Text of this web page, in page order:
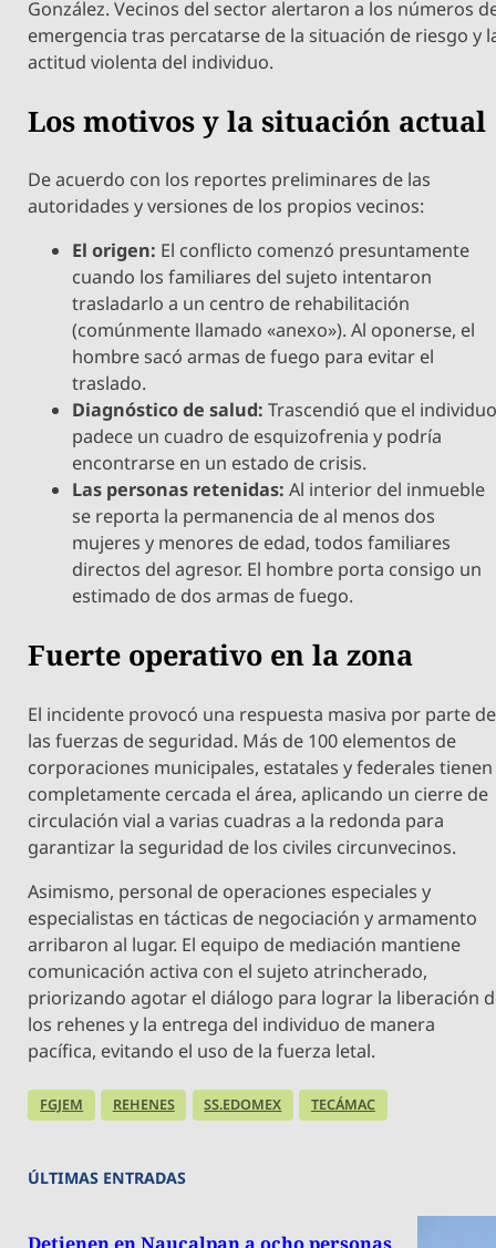
González. Vecinos del sector alertaron a los números
emergencia tras percatarse de la situación de riesgo y
actitud violenta del individuo.
Los motivos y la situación actual
De acuerdo con los reportes preliminares de las
autoridades y versiones de los propios vecinos:
El origen: El conflicto comenzó presuntamente
cuando los familiares del sujeto intentaron
trasladarlo a un centro de rehabilitación
(comúnmente llamado «anexo»). Al oponerse, el
hombre sacó armas de fuego para evitar el
traslado.
Diagnóstico de salud: Trascendió que el
padece un cuadro de esquizofrenia y podría
encontrarse en un estado de crisis.
Las personas retenidas: Al interior del inmueble
se reporta la permanencia de al menos dos
mujeres y menores de edad, todos familiares
directos del agresor. El hombre porta consigo un
estimado de dos armas de fuego.
Fuerte operativo en la zona
El incidente provocó una respuesta masiva por parte de
las fuerzas de seguridad. Más de 100 elementos de
corporaciones municipales, estatales y federales tienen
completamente cercada el área, aplicando un cierre de
circulación vial a varias cuadras a la redonda para
garantizar la seguridad de los civiles circunvecinos.
Asimismo, personal de operaciones especiales y
especialistas en tácticas de negociación y armamento
arribaron al lugar. El equipo de mediación mantiene
comunicación activa con el sujeto atrincherado,
priorizando agotar el diálogo para lograr la liberación
los rehenes y la entrega del individuo de manera
pacífica, evitando el uso de la fuerza letal.
FGJEM REHENES SS.EDOMEX TECÁMAC
ÚLTIMAS ENTRADAS